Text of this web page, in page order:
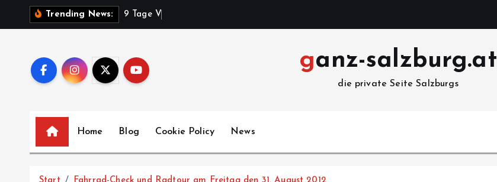
Trending News: 9 ag e Vo
ganz-salzburg.at
die private Seite Salzburgs
Home Blog Cookie Policy News